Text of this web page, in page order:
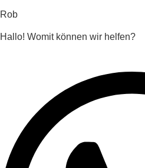
Rob
Hallo! Womit können wir helfen?